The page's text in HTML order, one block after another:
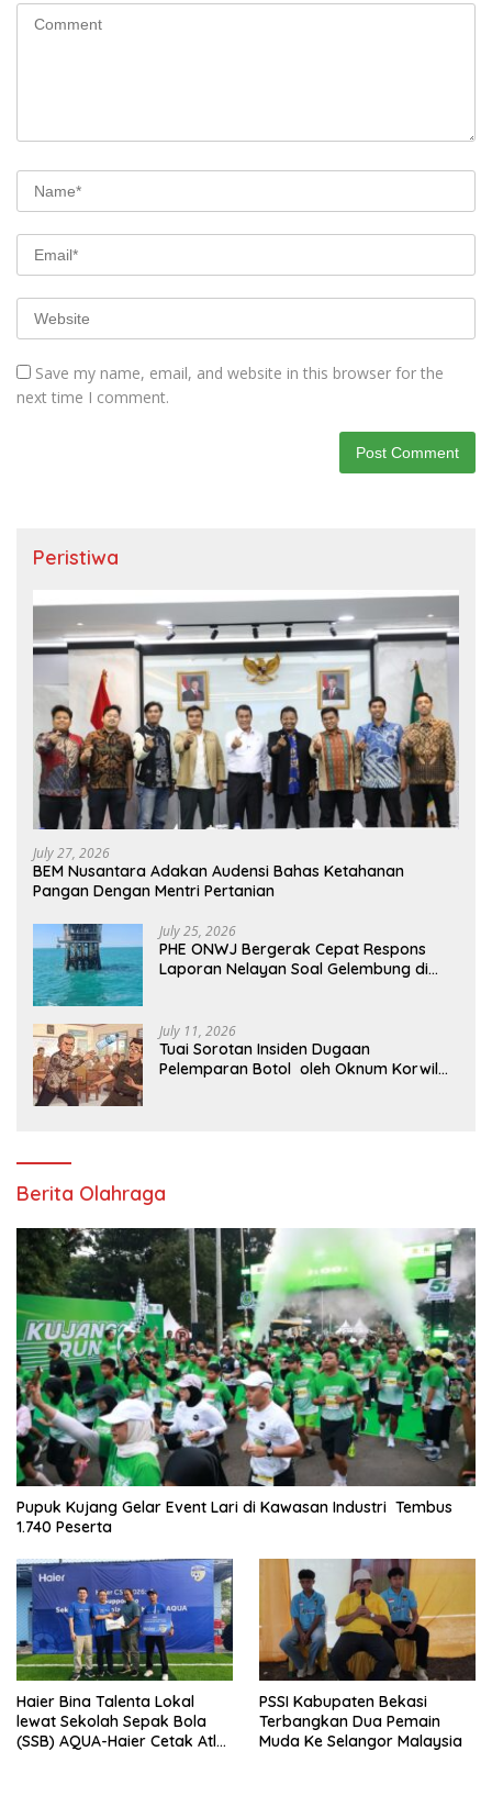
Save my name, email, and website in this browser for the
next time I comment.
Peristiwa
July 27, 2026
BEM Nusantara Adakan Audensi Bahas Ketahanan
Pangan Dengan Mentri Pertanian
July 25, 2026
PHE ONWJ Bergerak Cepat Respons
Laporan Nelayan Soal Gelembung di
July 11, 2026
Tuai Sorotan Insiden Dugaan
Pelemparan Botol oleh Oknum Korwil
Berita Olahraga
Pupuk Kujang Gelar Event Lari di Kawasan Industri Tembus
1.740 Peserta
Haier Bina Talenta Lokal
lewat Sekolah Sepak Bola
(SSB) AQUA-Haier Cetak Atlet
PSSI Kabupaten Bekasi
Terbangkan Dua Pemain
Muda Ke Selangor Malaysia